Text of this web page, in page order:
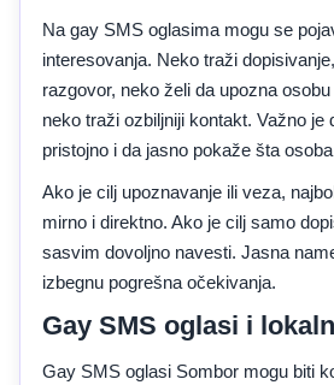
Na gay SMS oglasima mogu se
interesovanja. Neko traži
razgovor, neko želi da upozna
neko traži ozbiljniji kontakt. Važno je
pristojno i da jasno pokaže šta
Ako je cilj upoznavanje ili veza,
mirno i direktno. Ako je cilj samo
sasvim dovoljno navesti. Jasna
izbegnu pogrešna očekivanja.
Gay SMS oglasi i
Gay SMS oglasi Sombor mogu biti